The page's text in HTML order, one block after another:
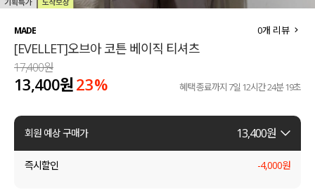
티셔츠
팬츠
셔츠
원피스
언더웨어
ACC
MADE
[EVELLET]오브아 코튼 베이직 티셔츠
0개 리뷰
17,400원
13,400원 23% 혜택 종료까지 7일 12시간 24분 19초
회원 예상 구매가 13,400원
즉시할인 -4,000원